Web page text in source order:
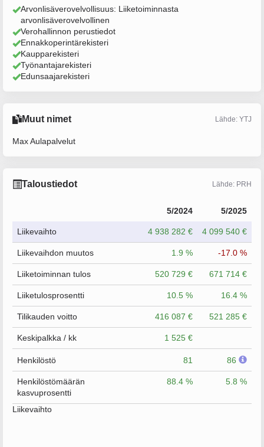
Arvonlisäverovelvollisuus: Liiketoiminnasta
arvonlisäverovelvollinen
Verohallinnon perustiedot
Ennakkoperintärekisteri
Kaupparekisteri
Työnantajarekisteri
Edunsaajarekisteri
Muut nimet Lähde: YTJ
Max Aulapalvelut
Taloustiedot Lähde: PRH
5/2024 5/2025
Liikevaihto 4 938 282 € 4 099 540 €
Liikevaihdon muutos 1.9 % -17.0 %
Liiketoiminnan tulos 520 729 € 671 714 €
Liiketulosprosentti 10.5 % 16.4 %
Tilikauden voitto 416 087 € 521 285 €
Keskipalkka / kk 1 525 €
Henkilöstö 81 86
Henkilöstömäärän
kasvuprosentti
88.4 % 5.8 %
Liikevaihto